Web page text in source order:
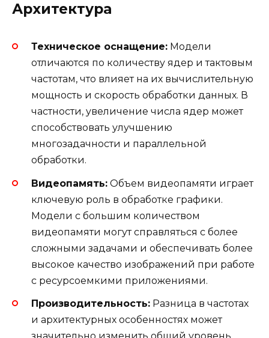
Архитектура
Техническое оснащение: Модели
отличаются по количеству ядер и тактовым
частотам, что влияет на их вычислительную
мощность и скорость обработки данных. В
частности, увеличение числа ядер может
способствовать улучшению
многозадачности и параллельной
обработки.
Видеопамять: Объем видеопамяти играет
ключевую роль в обработке графики.
Модели с большим количеством
видеопамяти могут справляться с более
сложными задачами и обеспечивать более
высокое качество изображений при работе
с ресурсоемкими приложениями.
Производительность: Разница в частотах
и архитектурных особенностях может